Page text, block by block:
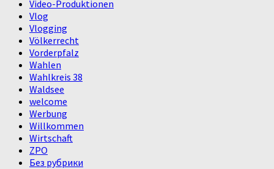
Video-Produktionen
Vlog
Vlogging
Völkerrecht
Vorderpfalz
Wahlen
Wahlkreis 38
Waldsee
welcome
Werbung
Willkommen
Wirtschaft
ZPO
Без рубрики